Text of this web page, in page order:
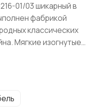
01/03 шикарный в
фабрикой
классических
Мягкие изогнутые
декорирование
а также оснащение
производителем